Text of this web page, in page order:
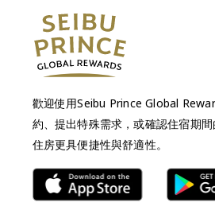
歡迎使用Seibu Prince Global
約、提出特殊需求，或確認住宿期
住房更具便捷性與舒適性。